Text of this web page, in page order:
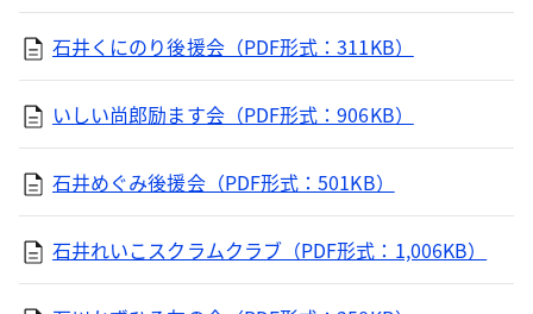
石井くにのり後援会（PDF形式：311KB）
いしい尚郎励ます会（PDF形式：906KB）
石井めぐみ後援会（PDF形式：501KB）
石井れいこスクラムクラブ（PDF形式：1,006KB）